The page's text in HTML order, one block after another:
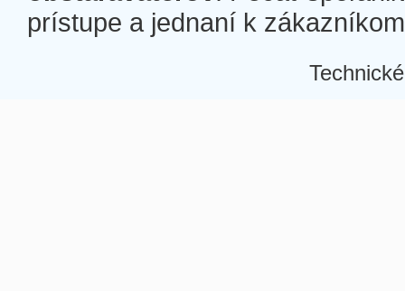
prístupe a jednaní k